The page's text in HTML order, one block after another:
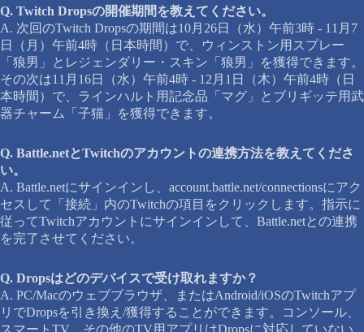
Q. Twitch Dropsの開催期間を教えてください。
A. 次回のTwitch Dropsの期間は10月26日（水）午前3時 - 11月7
日（月）午前4時（日本時間）で、ウィンストン用スプレー
「狼男」とレジェンダリー・スキン「狼男」を獲得できます。
その次は11月16日（水）午前4時 - 12月1日（木）午前4時（日
本時間）で、ラインハルト用記念品「マグ」とブリギッテ用武
器チャーム「子猫」を獲得できます。
Q. Battle.netとTwitchのアカウントの連携方法を教えてくださ
い。
A. Battle.netにサインインし、account.battle.net/connectionsにアク
セスして「接続」内のTwitchの項目をクリックします。指示に
従ってTwitchアカウントにサインインして、Battle.netとの連携
を完了させてください。
Q. Dropsはどのデバイスで受け取れますか？
A. PC/Macのウェブブラウザ、またはAndroid/iOSのTwitchアプ
リでDropsを引き換え/獲得することができます。コンソール、